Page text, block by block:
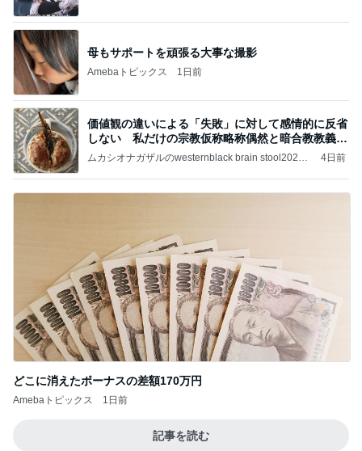
母もサポートを頑張る大事な撮影
Amebaトピックス 1日前
価値観の違いによる「失敗」に対して感情的に反省
しない 私だけの宗教仮称略称偶然と暗合教教義候
補
ムカシオナガザルのwesternblack brain stool2024
ガザル
4日前
どこに消えたボーナスの差額170万円
Amebaトピックス 1日前
記事を読む